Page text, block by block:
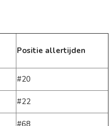
Positie allertijden
#20
#22
#68